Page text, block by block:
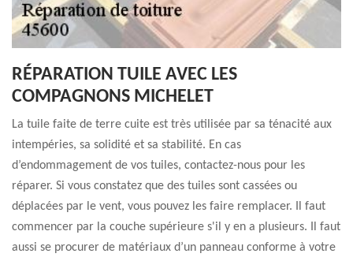
RÉPARATION TUILE AVEC LES
COMPAGNONS MICHELET
La tuile faite de terre cuite est très utilisée par sa ténacité aux
intempéries, sa solidité et sa stabilité. En cas
d’endommagement de vos tuiles, contactez-nous pour les
réparer. Si vous constatez que des tuiles sont cassées ou
déplacées par le vent, vous pouvez les faire remplacer. Il faut
commencer par la couche supérieure s'il y en a plusieurs. Il faut
aussi se procurer de matériaux d’un panneau conforme à votre